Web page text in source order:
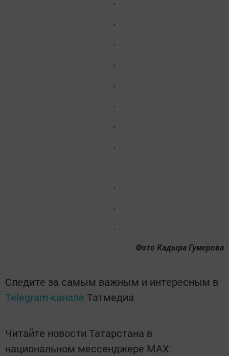
Фото Кадыра Гумерова
Следите за самым важным и интересным в
Telegram-канале Татмедиа
Читайте новости Татарстана в
национальном мессенджере MАХ: